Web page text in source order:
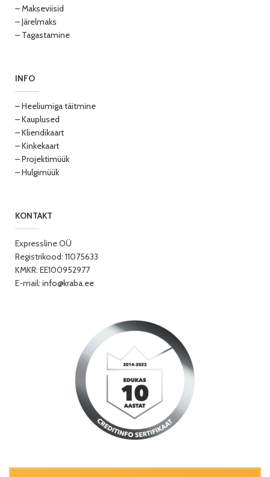
– Makseviisid
– Järelmaks
– Tagastamine
INFO
– Heeliumiga täitmine
– Kauplused
– Kliendikaart
– Kinkekaart
– Projektimüük
– Hulgimüük
KONTAKT
Expressline OÜ
Registrikood: 11075633
KMKR: EE100952977
E-mail: info@kraba.ee